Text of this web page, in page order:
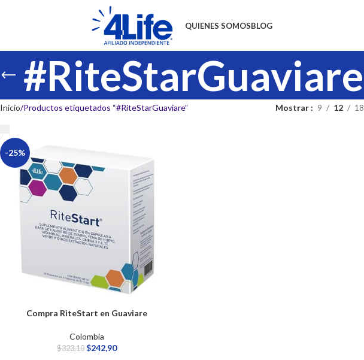
QUIENES SOMOSBLOG
#RiteStarGuaviare
Inicio Productos etiquetados “#RiteStarGuaviare” Mostrar 9 12 18
-25%
Compra RiteStart en Guaviare
Colombia
$323,10 $242,90